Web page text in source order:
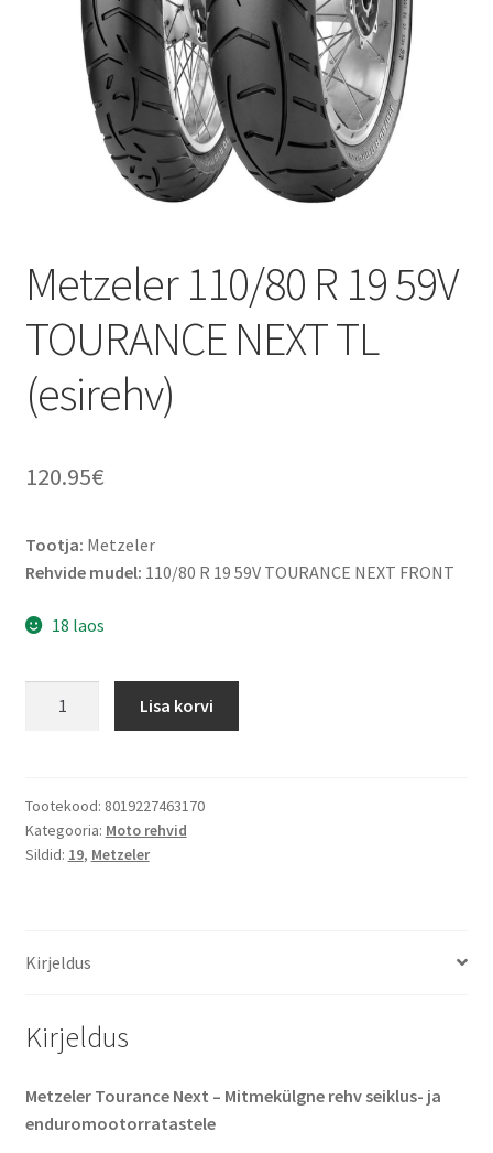
Metzeler 110/80 R 19 59V
TOURANCE NEXT TL
(esirehv)
120.95€
Tootja: Metzeler
Rehvide mudel: 110/80 R 19 59V TOURANCE NEXT FRONT
18 laos
59V
TOURANCE
NEXT
Lisa korvi
Tootekood: 8019227463170
Kategooria: Moto rehvid
Sildid: 19, Metzeler
Kirjeldus
Kirjeldus
Metzeler Tourance Next – Mitmekülgne rehv seiklus- ja
enduromootorratastele